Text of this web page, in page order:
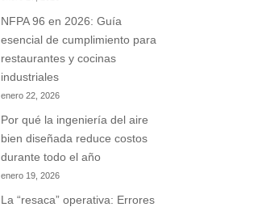
NFPA 96 en 2026: Guía
esencial de cumplimiento para
restaurantes y cocinas
industriales
enero 22, 2026
Por qué la ingeniería del aire
bien diseñada reduce costos
durante todo el año
enero 19, 2026
La “resaca” operativa: Errores